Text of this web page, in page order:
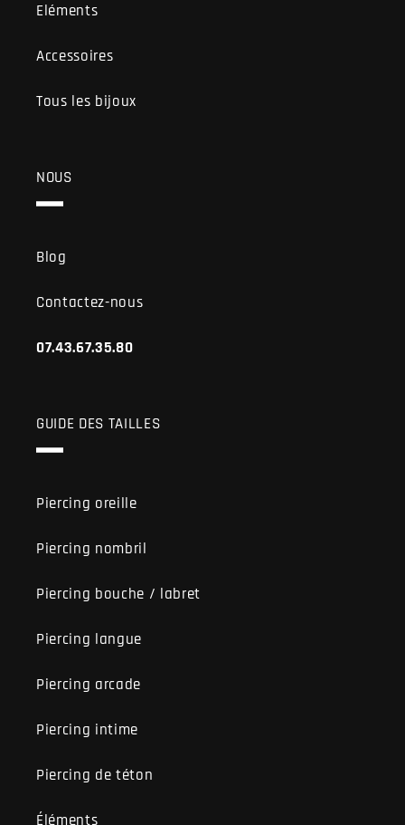
Eléments
Accessoires
Tous les bijoux
NOUS
Blog
Contactez-nous
07.43.67.35.80
GUIDE DES TAILLES
Piercing oreille
Piercing nombril
Piercing bouche / labret
Piercing langue
Piercing arcade
Piercing intime
Piercing de téton
Éléments